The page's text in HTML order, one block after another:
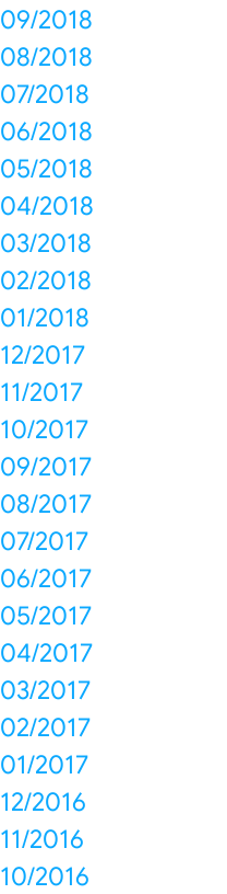
09/2018
08/2018
07/2018
06/2018
05/2018
04/2018
03/2018
02/2018
01/2018
12/2017
11/2017
10/2017
09/2017
08/2017
07/2017
06/2017
05/2017
04/2017
03/2017
02/2017
01/2017
12/2016
11/2016
10/2016